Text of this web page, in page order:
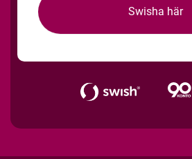
Swisha här